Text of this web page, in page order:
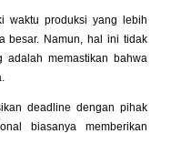
waktu produksi yang lebih
besar. Namun, hal ini tidak
adalah memastikan bahwa
deadline dengan pihak
biasanya memberikan